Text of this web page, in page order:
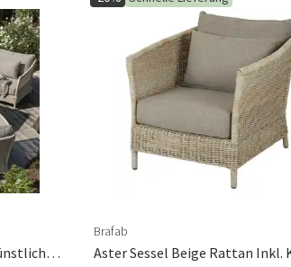
Aster Lounge Gruppe Aus Künstlichem Rattan
Brafab
Aster Sessel Beige Rattan Inkl.